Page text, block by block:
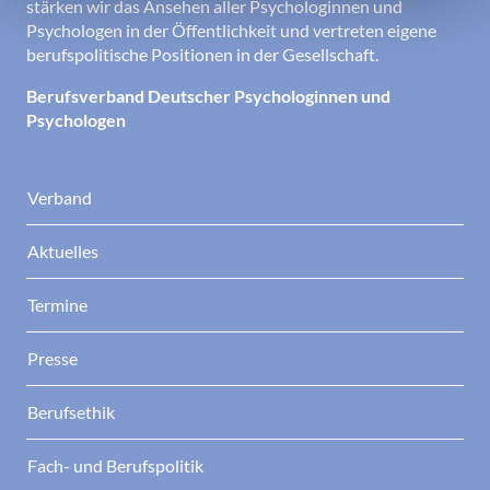
stärken wir das Ansehen aller Psychologinnen und
Psychologen in der Öffentlichkeit und vertreten eigene
berufspolitische Positionen in der Gesellschaft.
Berufsverband Deutscher Psychologinnen und
Psychologen
Verband
Aktuelles
Termine
Presse
Berufsethik
Fach- und Berufspolitik